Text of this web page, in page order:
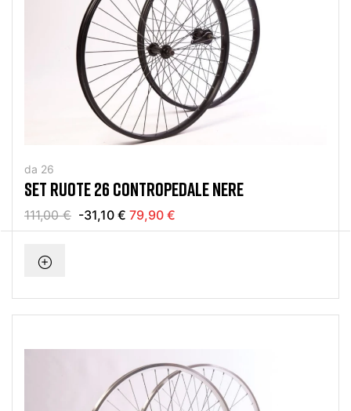
da 26
SET RUOTE 26 CONTROPEDALE NERE
111,00 € -31,10 € 79,90 €